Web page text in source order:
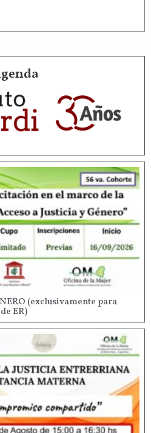
(exclusivamente para
ER)